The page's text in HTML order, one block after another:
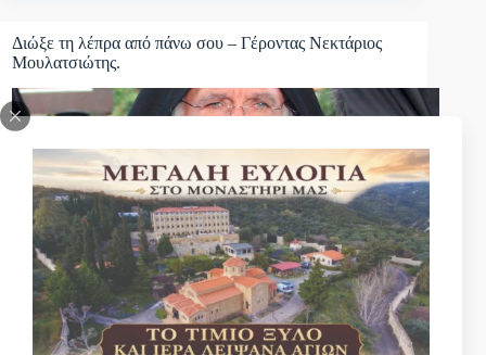
Διώξε τη λέπρα από πάνω σου – Γέροντας Νεκτάριος
Μουλατσιώτης.